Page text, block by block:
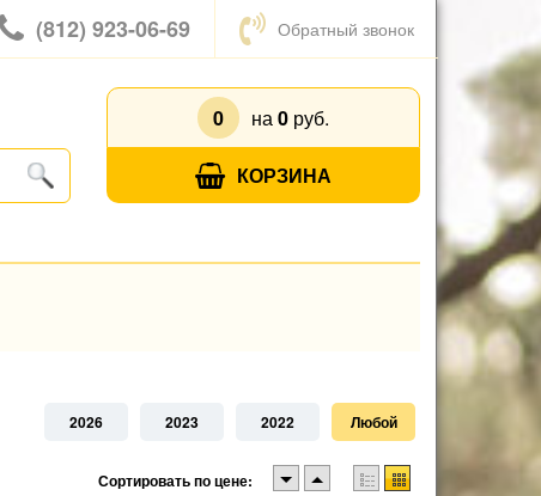
(812) 923-06-69 Обратный звонок
0 на 0руб.
КОРЗИНА
2026 2023 2022 Любой
Сортировать по цене: